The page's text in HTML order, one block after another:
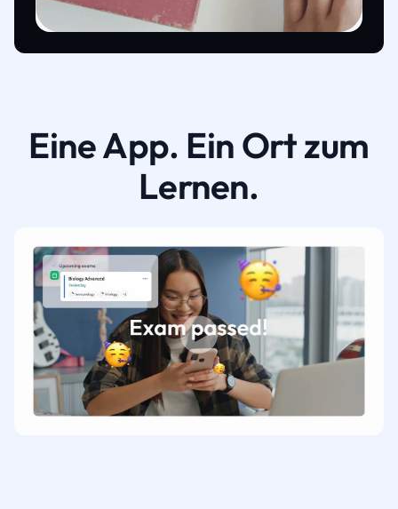
Eine App. Ein Ort zum
Lernen.